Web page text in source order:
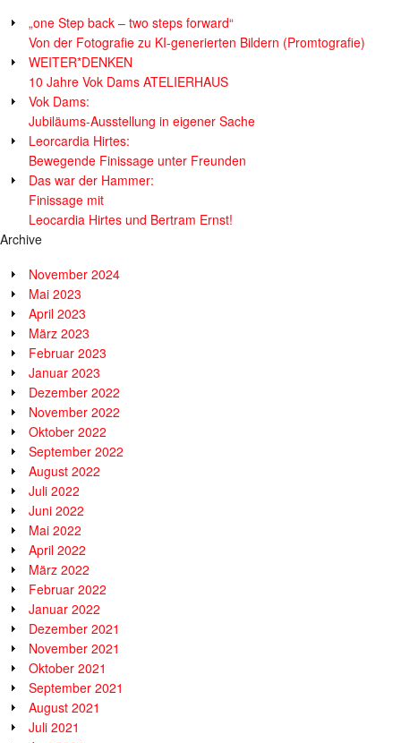
„one Step back – two steps forward“
Von der Fotografie zu KI-generierten Bildern (Promtografie)
WEITER*DENKEN
10 Jahre Vok Dams ATELIERHAUS
Vok Dams:
Jubiläums-Ausstellung in eigener Sache
Leorcardia Hirtes:
Bewegende Finissage unter Freunden
Das war der Hammer:
Finissage mit
Leocardia Hirtes und Bertram Ernst!
Archive
November 2024
Mai 2023
April 2023
März 2023
Februar 2023
Januar 2023
Dezember 2022
November 2022
Oktober 2022
September 2022
August 2022
Juli 2022
Juni 2022
Mai 2022
April 2022
März 2022
Februar 2022
Januar 2022
Dezember 2021
November 2021
Oktober 2021
September 2021
August 2021
Juli 2021